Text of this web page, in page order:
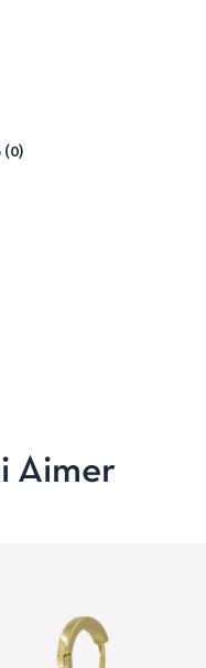
(0)
Aimer